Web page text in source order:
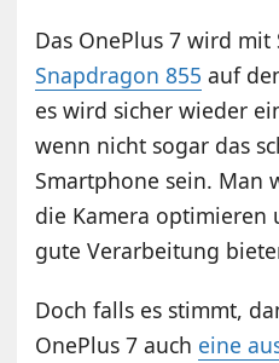
Das OnePlus 7 wird
Snapdragon 855 auf
es wird sicher wieder
wenn nicht sogar das
Smartphone sein. Man
die Kamera optimieren
gute Verarbeitung
Doch falls es stimmt,
OnePlus 7 auch eine